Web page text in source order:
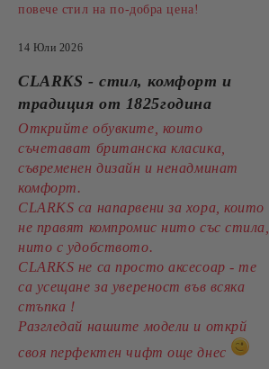
повече стил на по-добра цена!
14 Юли 2026
CLARKS - стил, комфорт и
традиция от 1825година
Открийте обувките, които
съчетават британска класика,
съвременен дизайн и ненадминат
комфорт.
CLARKS са напарвени за хора, които
не правят компромис нито със стила,
нито с удобството.
CLARKS не са просто аксесоар - те
са усещане за увереност във всяка
стъпка !
Разгледай нашите модели и открй
своя перфектен чифт още днес